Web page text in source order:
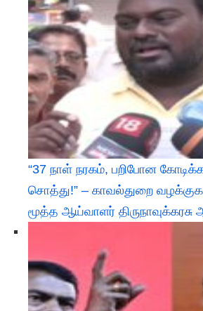
“37 நாள் நரகம், பறிபோன
சொத்து!” – காவல்துறை
மூத்த ஆய்வாளர் திருநாவுக்கரசு